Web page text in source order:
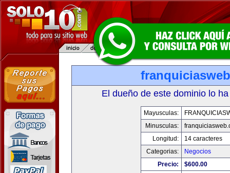
El dueño de este dominio lo
Mayusculas:
Minusculas:
Longitud:
14 caracteres
Categorias:
Negocios
Precio:
$600.00